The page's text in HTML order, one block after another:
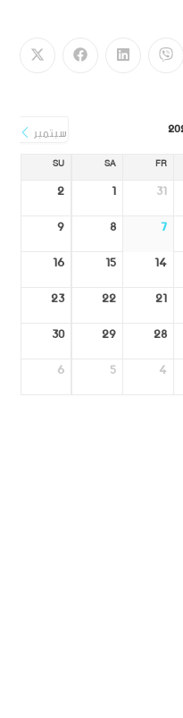
سبتمبر
FR
SA
SU
31
1
2
7
8
9
14
15
16
21
22
23
28
29
30
4
5
6